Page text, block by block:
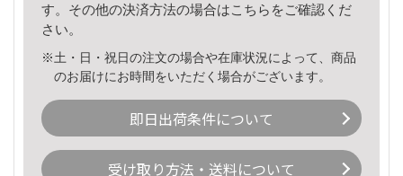
す。その他の決済方法の場合はこちら をご確認くだ
さい。
※土・日・祝日の注文の場合や在庫状況によって、商品
のお届けにお時間をいただく場合がございます。
即日出荷条件について
受け取り方法・送料について